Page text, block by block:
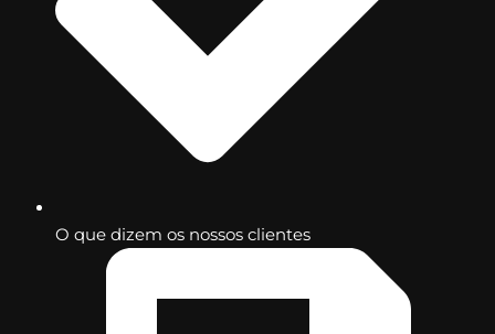
O que dizem os nossos clientes